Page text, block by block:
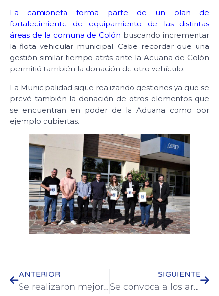
La camioneta forma parte de un plan de
fortalecimiento de equipamiento de las distintas
áreas de la comuna de Colón buscando incrementar
la flota vehicular municipal. Cabe recordar que una
gestión similar tiempo atrás ante la Aduana de Colón
permitió también la donación de otro vehículo.
La Municipalidad sigue realizando gestiones ya que se
prevé también la donación de otros elementos que
se encuentran en poder de la Aduana como por
ejemplo cubiertas.
ANTERIOR
Se realizaron mejoras y el recambio de cañerías en la Escuela Paso
SIGUIENTE
Se convoca a los artistas locales para un registro de Cultura